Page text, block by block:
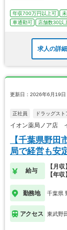
年収700万円以上可
車通勤可
店舗数30以
求人の詳
更新日：2026年6月19日
正社員 ドラッグスト
イオン薬局ノア店
【千葉県野
局で経営も安
給与
【月
【年
勤務地 千葉県
アクセス 東武野